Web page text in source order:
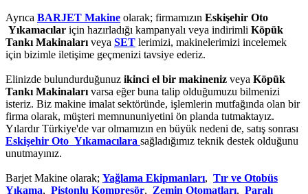
Ayrıca BARJET Makine olarak; firmamızın Eskişehir Oto
Yıkamacılar için hazırladığı kampanyalı veya indirimli Köpük
Tankı Makinalarıveya SET lerimizi, makinelerimizi incelemek
için bizimle iletişime geçmenizi tavsiye ederiz.
Elinizde bulundurduğunuz ikinci el bir makineniz veya Köpük
Tankı Makinalarıvarsa eğer buna talip olduğumuzu bilmenizi
isteriz. Biz makine imalat sektöründe, işlemlerin mutfağında olan bir
firma olarak, müşteri memnununiyetini ön planda tutmaktayız.
Yılardır Türkiye'de var olmamızın en büyük nedeni de, satış sonrası
Eskişehir Oto Yıkamacılara sağladığımız teknik destek olduğunu
unutmayınız.
Barjet Makine olarak; Yağlama Ekipmanları, Tır ve Otobüs
Yıkama, Pistonlu Kompresör, Zemin Otomatları, Paralı